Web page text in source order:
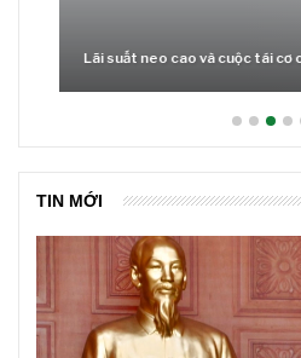
Lãi suất neo cao và cuộc tái cơ
TIN MỚI